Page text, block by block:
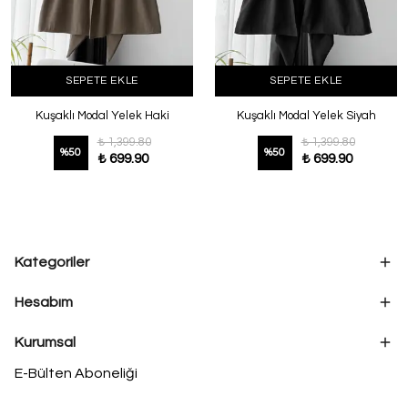
SEPETE EKLE
Kuşaklı Modal Yelek Haki
%50
₺ 1,399.80
₺ 699.90
SEPETE EKLE
Kuşaklı Modal Yelek Siyah
%50
₺ 1,399.80
₺ 699.90
Kategoriler
Hesabım
Kurumsal
E-Bülten Aboneliği